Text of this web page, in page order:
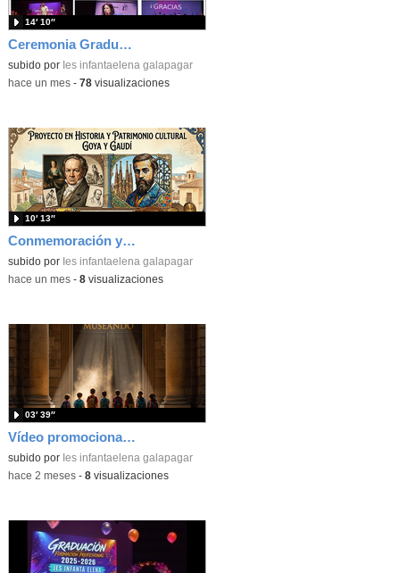
Ceremonia Graduación 4º ESO 2025-26
subido por Ies infantaelena galapagar
14′ 10″
-hace un mes- 78visualizaciones
Conmemoración y aniversario de Gaudí y Goya en Proyecto en Historia y Patrimonio Cultural
subido por Ies infantaelena galapagar
10′ 13″
-hace un mes- 8visualizaciones
Vídeo promocional Proyectos 1º ESO IES Infanta Elena 2025-26
subido por Ies infantaelena galapagar
03′ 39″
-hace 2 meses- 8visualizaciones